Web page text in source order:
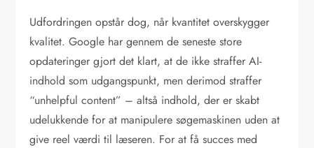
Udfordringen opstår dog, når kvantitet overskygger
kvalitet. Google har gennem de seneste store
opdateringer gjort det klart, at de ikke straffer AI-
indhold som udgangspunkt, men derimod straffer
“unhelpful content” – altså indhold, der er skabt
udelukkende for at manipulere søgemaskinen uden at
give reel værdi til læseren. For at få succes med